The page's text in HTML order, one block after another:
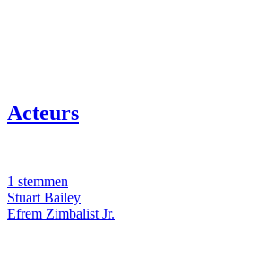
Acteurs
1 stemmen
Stuart Bailey
Efrem Zimbalist Jr.